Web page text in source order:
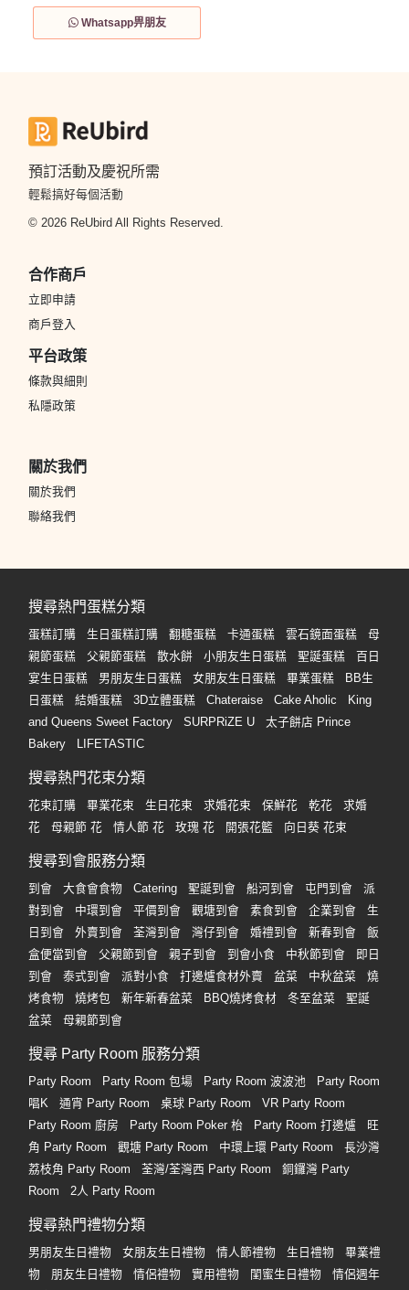
Whatsapp畀朋友
預訂活動及慶祝所需
輕鬆搞好每個活動
© 2026 ReUbird All Rights Reserved.
合作商戶
立即申請
商戶登入
平台政策
條款與細則
私隱政策
關於我們
關於我們
聯絡我們
搜尋熱門蛋糕分類
蛋糕訂購 生日蛋糕訂購 翻糖蛋糕 卡通蛋糕 雲石鏡面蛋糕
母
親節蛋糕
父親節蛋糕 散水餅 小朋友生日蛋糕 聖誕蛋糕
百日
宴生日蛋糕
男朋友生日蛋糕 女朋友生日蛋糕 畢業蛋糕
BB生
日蛋糕
結婚蛋糕 3D立體蛋糕 Chateraise Cake Aholic
King
and Queens Sweet Factory
SURPRiZE U
太子餅店 Prince
Bakery
LIFETASTIC
搜尋熱門花束分類
花束訂購 畢業花束 生日花束 求婚花束 保鮮花 乾花
求婚
花
母親節 花 情人節 花 玫瑰 花 開張花籃 向日葵 花束
搜尋到會服務分類
到會 大食會食物 Catering 聖誕到會 船河到會 屯門到會
派
對到會
中環到會 平價到會 觀塘到會 素食到會 企業到會
生
日到會
外賣到會 荃灣到會 灣仔到會 婚禮到會 新春到會
飯
盒便當到會
父親節到會 親子到會 到會小食 中秋節到會
即日
到會
泰式到會 派對小食 打邊爐食材外賣 盆菜 中秋盆菜
燒
烤食物
燒烤包 新年新春盆菜 BBQ燒烤食材 冬至盆菜
聖誕
盆菜
母親節到會
搜尋 Party Room 服務分類
Party Room Party Room 包場 Party Room 波波池
Party Room
唱K
通宵 Party Room 桌球 Party Room
VR Party Room
Party Room 廚房
Party Room Poker 枱 Party Room 打邊爐
旺
角 Party Room
觀塘 Party Room 中環上環 Party Room
長沙灣
荔枝角 Party Room
荃灣/荃灣西 Party Room
銅鑼灣 Party
Room
2人 Party Room
搜尋熱門禮物分類
男朋友生日禮物 女朋友生日禮物 情人節禮物 生日禮物
畢業禮
物
朋友生日禮物 情侶禮物 實用禮物 閨蜜生日禮物
情侶週年